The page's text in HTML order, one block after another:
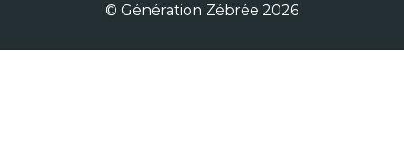
© Génération Zébrée 2026